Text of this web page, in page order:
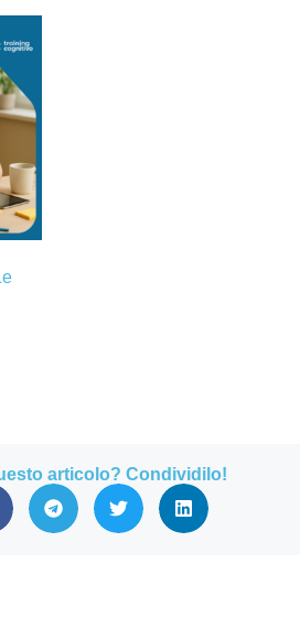
articolo? Condividilo!